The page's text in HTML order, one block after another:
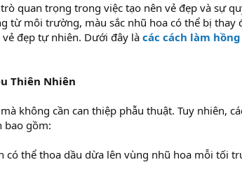
quan trọng trong việc tạo nên vẻ đẹp và sự
môi trường, màu sắc nhũ hoa có thể bị thay
đẹp tự nhiên. Dưới đây là các cách làm
Thiên Nhiên
không cần can thiệp phẫu thuật. Tuy nhiên,
bao gồm:
thể thoa dầu dừa lên vùng nhũ hoa mỗi tối